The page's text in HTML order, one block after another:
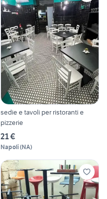
sedie e tavoli per ristoranti e
pizzerie
21 €
Napoli(NA)